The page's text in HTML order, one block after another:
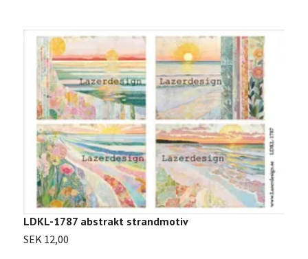
LDKL-1787 abstrakt strandmotiv
SEK 12,00